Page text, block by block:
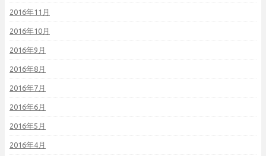
2016年11月
2016年10月
2016年9月
2016年8月
2016年7月
2016年6月
2016年5月
2016年4月